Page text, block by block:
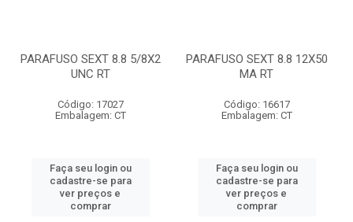
PARAFUSO SEXT 8.8 5/8X2
UNC RT
Código: 17027
Embalagem: CT
Faça seu login ou
cadastre-se para
ver preços e
comprar
PARAFUSO SEXT 8.8 12X50
MA RT
Código: 16617
Embalagem: CT
Faça seu login ou
cadastre-se para
ver preços e
comprar